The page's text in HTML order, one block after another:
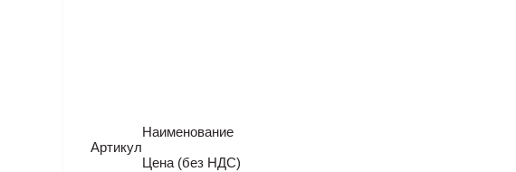
Артикул
Наименование
Цена (без НДС)